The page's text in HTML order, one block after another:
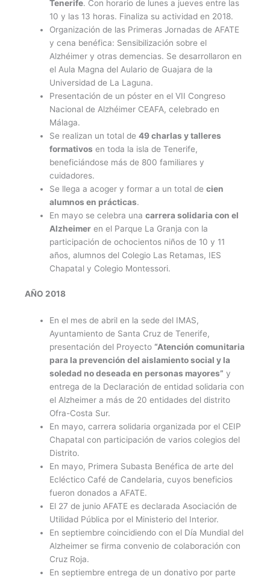
Tenerife. Con horario de lunes a jueves entre las
10 y las 13 horas. Finaliza su actividad en 2018.
Organización de las Primeras Jornadas de AFATE
y cena benéfica: Sensibilización sobre el
Alzhéimer y otras demencias. Se desarrollaron en
el Aula Magna del Aulario de Guajara de la
Universidad de La Laguna.
Presentación de un póster en el VII Congreso
Nacional de Alzhéimer CEAFA, celebrado en
Málaga.
Se realizan un total de 49 charlas y talleres
formativos en toda la isla de Tenerife,
beneficiándose más de 800 familiares y
cuidadores.
Se llega a acoger y formar a un total de cien
alumnos en prácticas.
En mayo se celebra una carrera solidaria con el
Alzheimeren el Parque La Granja con la
participación de ochocientos niños de 10 y 11
años, alumnos del Colegio Las Retamas, IES
Chapatal y Colegio Montessori.
AÑO 2018
En el mes de abril en la sede del IMAS,
Ayuntamiento de Santa Cruz de Tenerife,
presentación del Proyecto “Atención comunitaria
para la prevención del aislamiento social y la
soledad no deseada en personas mayores” y
entrega de la Declaración de entidad solidaria con
el Alzheimer a más de 20 entidades del distrito
Ofra-Costa Sur.
En mayo, carrera solidaria organizada por el CEIP
Chapatal con participación de varios colegios del
Distrito.
En mayo, Primera Subasta Benéfica de arte del
Ecléctico Café de Candelaria, cuyos beneficios
fueron donados a AFATE.
El 27 de junio AFATE es declarada Asociación de
Utilidad Pública por el Ministerio del Interior.
En septiembre coincidiendo con el Día Mundial del
Alzheimer se firma convenio de colaboración con
Cruz Roja.
En septiembre entrega de un donativo por parte